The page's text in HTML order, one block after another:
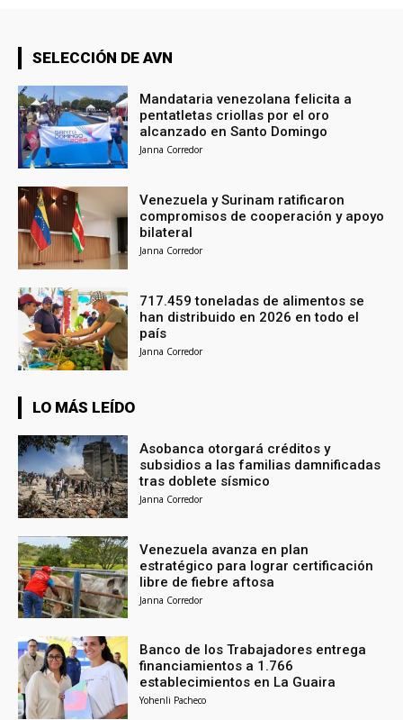
SELECCIÓN DE AVN
Mandataria venezolana felicita a
pentatletas criollas por el oro
alcanzado en Santo Domingo
Janna Corredor
Venezuela y Surinam ratificaron
compromisos de cooperación y apoyo
bilateral
Janna Corredor
717.459 toneladas de alimentos se
han distribuido en 2026 en todo el
país
Janna Corredor
LO MÁS LEÍDO
Asobanca otorgará créditos y
subsidios a las familias damnificadas
tras doblete sísmico
Janna Corredor
Venezuela avanza en plan
estratégico para lograr certificación
libre de fiebre aftosa
Janna Corredor
Banco de los Trabajadores entrega
financiamientos a 1.766
establecimientos en La Guaira
Yohenli Pacheco